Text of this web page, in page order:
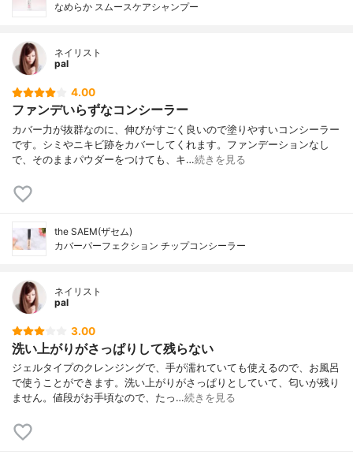
なめらか スムースケアシャンプー
ネイリスト
pal
4.00
ファンデいらずなコンシーラー
カバー力が抜群なのに、伸びがすごく良いので塗りやすいコンシーラー
です。シミやニキビ跡をカバーしてくれます。ファンデーションなし
で、そのままパウダーをつけても、キ…続きを見る
the SAEM(ザセム)
カバーパーフェクション チップコンシーラー
ネイリスト
pal
3.00
洗い上がりがさっぱりして残らない
ジェルタイプのクレンジングで、手が濡れていても使えるので、お風呂
で使うことができます。洗い上がりがさっぱりとしていて、匂いが残り
ません。値段がお手頃なので、たっ…続きを見る